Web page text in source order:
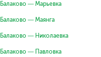
Балаково — Марьевка
Балаково — Маянга
Балаково — Николаевка
Балаково — Павловка